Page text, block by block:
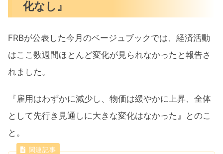
化なし』
FRBが公表した今月のベージュブックでは、経済活動
はここ数週間ほとんど変化が見られなかったと報告さ
れました。
『雇用はわずかに減少し、物価は緩やかに上昇、全体
として先行き見通しに大きな変化はなかった』とのこ
と。